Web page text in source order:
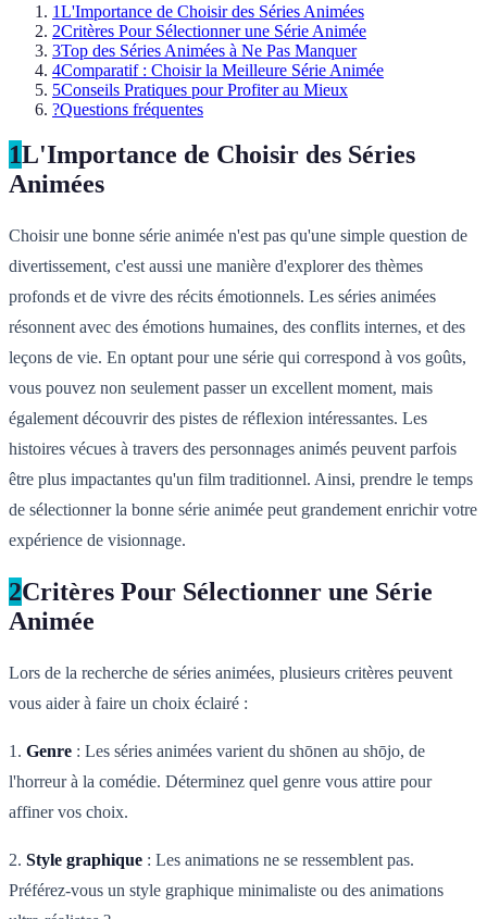
1L'Importance de Choisir des Séries Animées
2Critères Pour Sélectionner une Série Animée
3Top des Séries Animées à Ne Pas Manquer
4Comparatif : Choisir la Meilleure Série Animée
5Conseils Pratiques pour Profiter au Mieux
?Questions fréquentes
1L'Importance de Choisir des Séries
Animées
Choisir une bonne série animée n'est pas qu'une simple question de
divertissement, c'est aussi une manière d'explorer des thèmes
profonds et de vivre des récits émotionnels. Les séries animées
résonnent avec des émotions humaines, des conflits internes, et des
leçons de vie. En optant pour une série qui correspond à vos goûts,
vous pouvez non seulement passer un excellent moment, mais
également découvrir des pistes de réflexion intéressantes. Les
histoires vécues à travers des personnages animés peuvent parfois
être plus impactantes qu'un film traditionnel. Ainsi, prendre le temps
de sélectionner la bonne série animée peut grandement enrichir votre
expérience de visionnage.
2Critères Pour Sélectionner une Série
Animée
Lors de la recherche de séries animées, plusieurs critères peuvent
vous aider à faire un choix éclairé :
1. Genre : Les séries animées varient du shōnen au shōjo, de
l'horreur à la comédie. Déterminez quel genre vous attire pour
affiner vos choix.
2. Style graphique : Les animations ne se ressemblent pas.
Préférez-vous un style graphique minimaliste ou des animations